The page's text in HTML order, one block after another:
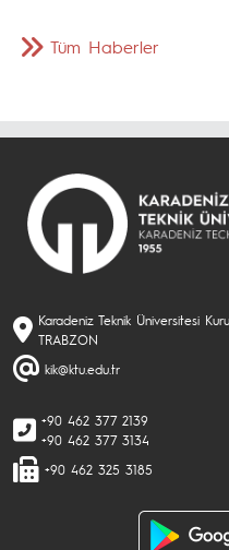
Tüm Haberler
Karadeniz Teknik Üniversitesi
TRABZON
kik@ktu.edu.tr
+90 462 377 2139
+90 462 377 3134
+90 462 325 3185